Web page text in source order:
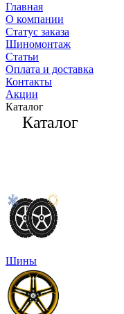
Главная
О компании
Статус заказа
Шиномонтаж
Статьи
Оплата и доставка
Контакты
Акции
Каталог
Каталог
Шины